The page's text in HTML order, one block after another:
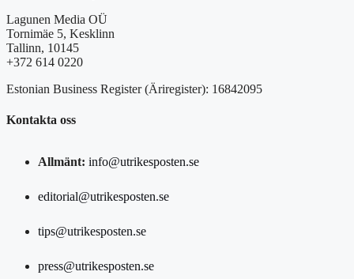
Lagunen Media OÜ
Tornimäe 5, Kesklinn
Tallinn, 10145
+372 614 0220
Estonian Business Register (Äriregister): 16842095
Kontakta oss
Allmänt: info@utrikesposten.se
editorial@utrikesposten.se
tips@utrikesposten.se
press@utrikesposten.se